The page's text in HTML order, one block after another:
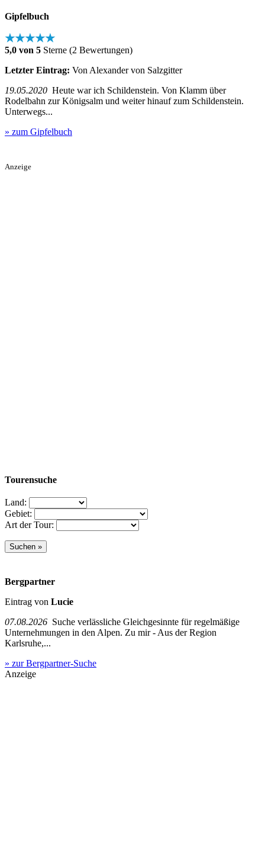
Gipfelbuch
★★★★★
5,0 von 5 Sterne (2 Bewertungen)
Letzter Eintrag: Von Alexander von Salzgitter
19.05.2020 Heute war ich Schildenstein. Von Klamm über
Rodelbahn zur Königsalm und weiter hinauf zum Schildenstein.
Unterwegs...
» zum Gipfelbuch
Anzeige
Tourensuche
Land:
Gebiet:
Art der Tour:
Bergpartner
Eintrag von Lucie
07.08.2026 Suche verlässliche Gleichgesinnte für regelmäßige
Unternehmungen in den Alpen. Zu mir - Aus der Region
Karlsruhe,...
» zur Bergpartner-Suche
Anzeige